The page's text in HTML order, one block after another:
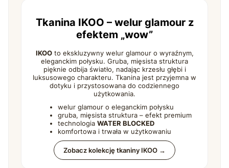
Tkanina IKOO – welur glamour z
efektem „wow”
IKOOto ekskluzywny welur glamour o wyraźnym,
eleganckim połysku. Gruba, mięsista struktura
pięknie odbija światło, nadając krzesłu głębi i
luksusowego charakteru. Tkanina jest przyjemna w
dotyku i przystosowana do codziennego
użytkowania.
welur glamour o eleganckim połysku
gruba, mięsista struktura – efekt premium
technologia WATER BLOCKED
komfortowa i trwała w użytkowaniu
Zobacz kolekcję tkaniny IKOO →